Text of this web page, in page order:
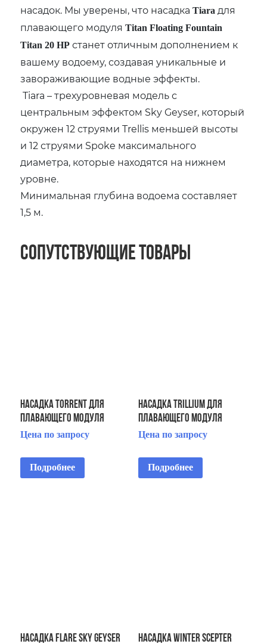
насадок. Мы уверены, что насадкаTiara для
плавающего модуляTitan Floating Fountain
Titan 20 HP станет отличным дополнением к
вашему водоему, создавая уникальные и
завораживающие водные эффекты.
Tiara – трехуровневая модель с
центральным эффектом Sky Geyser, который
окружен 12 струями Trellis меньшей высоты
и 12 струями Spoke максимального
диаметра, которые находятся на нижнем
уровне.
Минимальная глубина водоема составляет
1,5 м.
Сопутствующие товары
Насадка Torrent для
плавающего модуля
Floating Display Aerator 2
Цена по запросу
Подробнее
Насадка Trillium для
плавающего модуля
Floating Display Aerator 7
Цена по запросу
Подробнее
Насадка Flare Sky Geyser
Насадка Winter Scepter